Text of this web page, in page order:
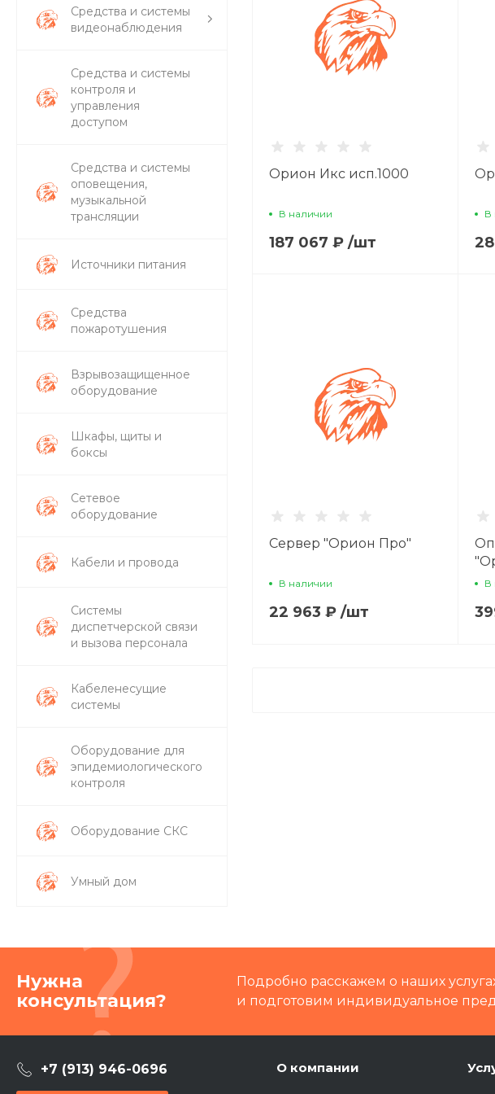
Средства и системы
видеонаблюдения
Средства и системы
контроля и
управления
доступом
Средства и системы
оповещения,
музыкальной
трансляции
Источники питания
Средства
пожаротушения
Взрывозащищенное
оборудование
Шкафы, щиты и
боксы
Сетевое
оборудование
Кабели и провода
Системы
диспетчерской связи
и вызова персонала
Кабеленесущие
системы
Оборудование для
эпидемиологического
контроля
Оборудование СКС
Умный дом
Орион Икс исп.1000
В наличии
187 067 ₽ /шт
В
Сервер "Орион Про"
В наличии
22 963 ₽ /шт
В
Нужна
консультация?
Подробно расскажем о наших
и подготовим индивидуальное
+7 (913) 946-0696 О компании